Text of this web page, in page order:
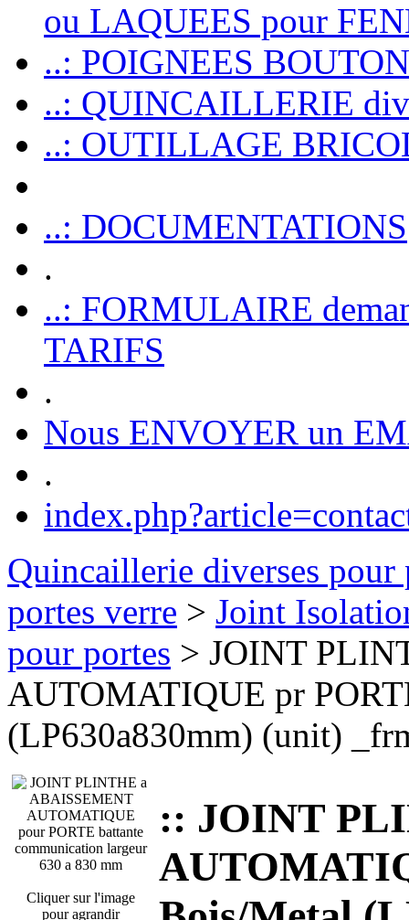
ou LAQUEES pour
..: POIGNEES
..: QUINCAILLERIE
..: OUTILLAGE
..: DOCUMENTATIONS
.
..: FORMULAIRE
TARIFS
.
Nous ENVOYER un
.
Quincaillerie diverses pour
portes verre > Joint
pour portes > JOINT
AUTOMATIQUE pr
(LP630a830mm) (unit)
Cliquer sur l'image
pour agrandir
:: JOINT